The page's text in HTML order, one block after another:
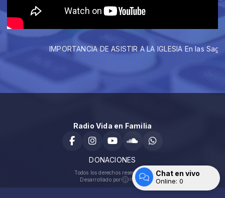
IMPORTANCIA DE ASISTIR A LA IGLESIA En las
Radio Vida en Familia
DONACIONES
Todos los derechos reservados.
Desarrollado por
Chat en vivo
Online: 0